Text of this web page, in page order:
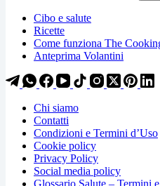
Cibo e salute
Ricette
Come funziona The
Anteprima Volantini
Chi siamo
Contatti
Condizioni e Termini d’Uso
Cookie policy
Privacy Policy
Social media policy
Glossario Salute – Termini